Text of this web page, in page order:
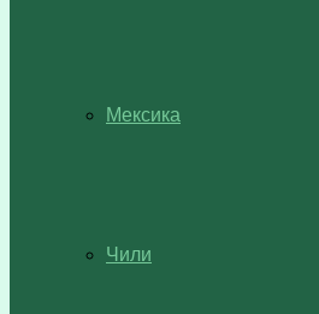
Мексика
Чили